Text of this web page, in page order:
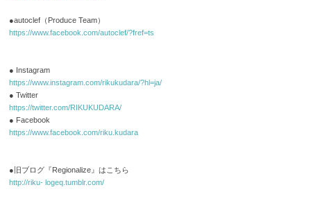
●autoclef（Produce Team）
https://www.facebook.com/autoclef/?fref=ts
● Instagram
https://www.instagram.com/rikukudara/?hl=ja/
● Twitter
https://twitter.com/RIKUKUDARA/
● Facebook
https://www.facebook.com/riku.kudara
●旧ブログ『Regionalize』はこちら
http://riku- logeq.tumblr.com/